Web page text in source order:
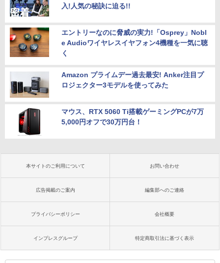
入!人気の秘訣に迫る!!
エントリーなのに脅威の実力!「Osprey」Nobl
e Audioワイヤレスイヤフォン4機種を一気に聴
く
Amazon プライムデー過去最安! Anker注目プ
ロジェクター3モデルを使ってみた
マウス、RTX 5060 Ti搭載ゲーミングPCが7万
5,000円オフで30万円台！
本サイトのご利用について お問い合わせ
広告掲載のご案内 編集部へのご連絡
プライバシーポリシー 会社概要
インプレスグループ 特定商取引法に基づく表示